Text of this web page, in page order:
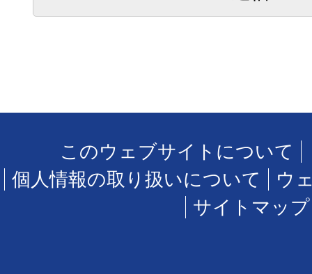
このウェブサイトについて
個人情報の取り扱いについて
ウ
サイトマップ